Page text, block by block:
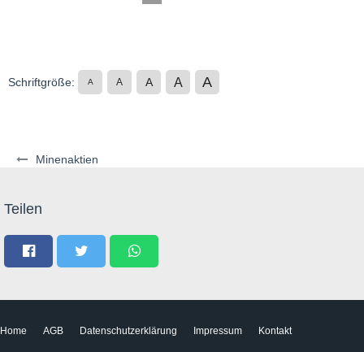
Minenaktien
Schriftgröße: A A A A A
Teilen
Home AGB Datenschutzerklärung Impressum Kontakt